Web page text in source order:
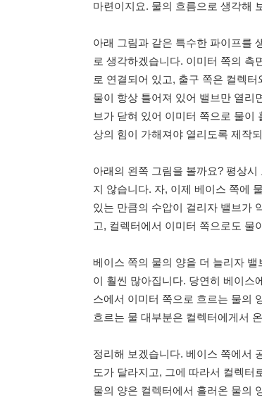
마련이지요. 물의 흐름으로 생각해
아래 그림과 같은 특수한 파이프를
로 생각하겠습니다. 이미터 쪽의 측
로 연결되어 있고, 출구 쪽은 컬렉
물이 항상 틀어져 있어 밸브만 열리
브가 닫혀 있어 이미터 쪽으로 물이
상의 힘이 가해져야 열리도록 제작
아래의 왼쪽 그림을 볼까요? 평상
지 않습니다. 자, 이제 베이스 쪽에
있는 만큼의 수압이 걸리자 밸브가
고, 컬렉터에서 이미터 쪽으로도 물
베이스 쪽의 물의 양을 더 늘리자
이 훨씬 많아집니다. 당연히 베이스
스에서 이미터 쪽으로 흐르는 물의
흐르는 물 대부분은 컬렉터에게서
정리해 보겠습니다. 베이스 쪽에서
도가 달라지고, 그에 따라서 컬렉터
물의 양은 컬렉터에서 흘러온 물의